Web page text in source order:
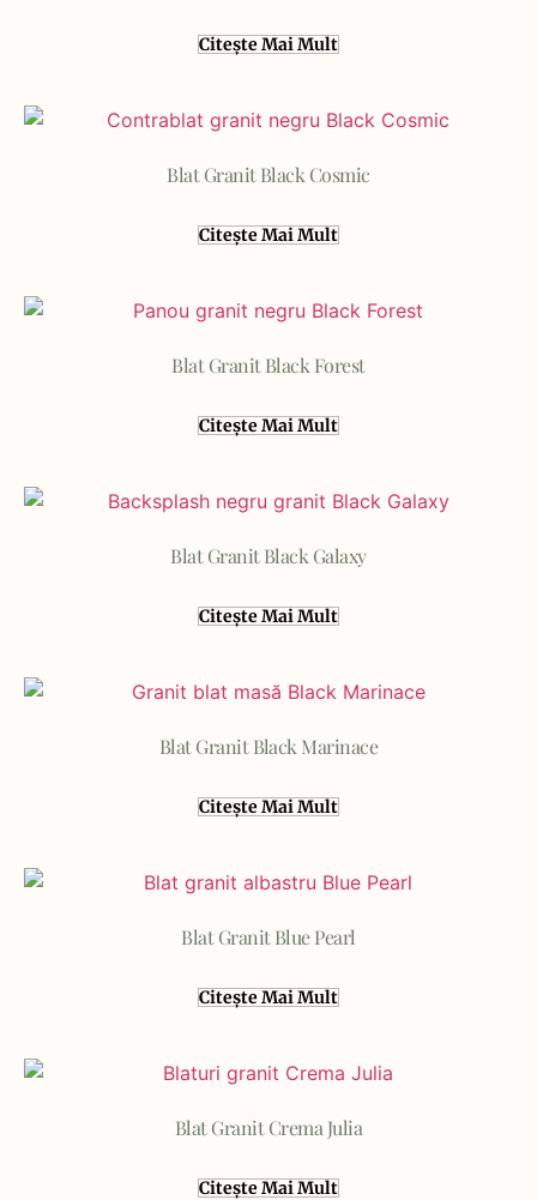
Citește Mai Mult
Blat Granit Black Cosmic
Citește Mai Mult
Blat Granit Black Forest
Citește Mai Mult
Blat Granit Black Galaxy
Citește Mai Mult
Blat Granit Black Marinace
Citește Mai Mult
Blat Granit Blue Pearl
Citește Mai Mult
Blat Granit Crema Julia
Citește Mai Mult